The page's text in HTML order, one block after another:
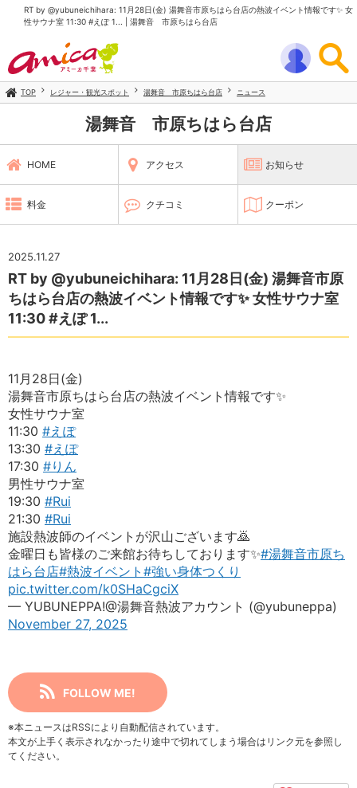
RT by @yubuneichihara: 11月28日(金) 湯舞音市原ちはら台店の熱波イベント情報です✨️ 女
性サウナ室 11:30 #えぽ 1... | 湯舞音 市原ちはら台店
TOP レジャー・観光スポット 湯舞音 市原ちはら台店 ニュース
湯舞音 市原ちはら台店
HOME アクセス お知らせ
料金 クチコミ クーポン
2025.11.27
RT by @yubuneichihara: 11月28日(金) 湯舞音市原
ちはら台店の熱波イベント情報です✨️ 女性サウナ室
11:30 #えぽ 1...
11月28日(金)
湯舞音市原ちはら台店の熱波イベント情報です✨️
女性サウナ室
11:30 #えぽ
13:30 #えぽ
17:30 #りん
男性サウナ室
19:30 #Rui
21:30 #Rui
施設熱波師のイベントが沢山ございます🙇
金曜日も皆様のご来館お待ちしております✨️#湯舞音市原ち
はら台店#熱波イベント #強い身体つくり
pic.twitter.com/k0SHaCgciX
— YUBUNEPPA!@湯舞音熱波アカウント (@yubuneppa)
November 27, 2025
FOLLOW ME!
※本ニュースはRSSにより自動配信されています。
本文が上手く表示されなかったり途中で切れてしまう場合はリンク元を参照し
てください。